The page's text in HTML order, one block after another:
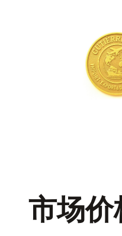
市场